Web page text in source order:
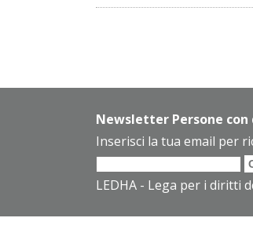
Newsletter Persone
Inserisci la tua email per
LEDHA - Lega per i diritti